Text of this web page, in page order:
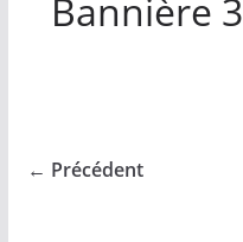
Bannière 3
← Précédent